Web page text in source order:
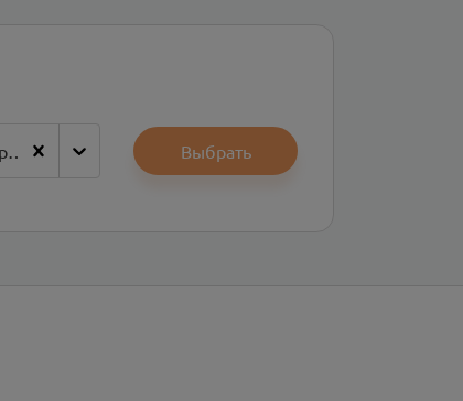
Набережные Челны район Выбрать